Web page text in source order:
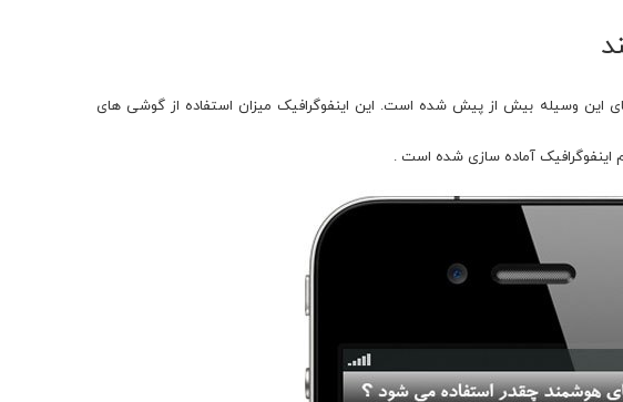
این وسیله بیش از پیش شده است. این اینفوگرافیک میزان استفاده از گوشی های
اینفوگرافیک آماده سازی شده است .